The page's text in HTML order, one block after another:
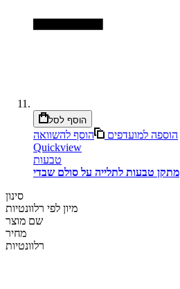
הוסף לסל
הוספה למועדפים
הוסף להשוואה
Quickview
טבעות
מתקן טבעות לתלייה על סולם שבדי
סינון
מיון לפי רלוונטיות
שם מוצר
מחיר
רלוונטיות